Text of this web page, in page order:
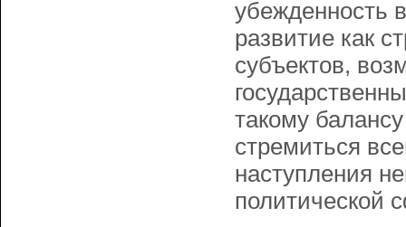
убежденность
развитие как
субъектов,
такому
стремиться
наступления
политической